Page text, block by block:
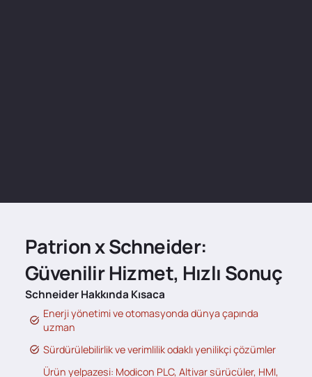
Patrion x Schneider:
Güvenilir Hizmet, Hızlı Sonuç
Schneider Hakkında Kısaca
Enerji yönetimi ve otomasyonda dünya çapında
uzman
Sürdürülebilirlik ve verimlilik odaklı yenilikçi çözümler
Ürün yelpazesi: Modicon PLC, Altivar sürücüler, HMI,